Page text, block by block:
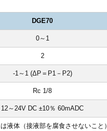
DGE70
0～1
2
-1～1 (ΔP＝P1－P2)
Rc 1/8
12～24V DC ±10％ 60mADC
液体（接液部を腐食させないこと）